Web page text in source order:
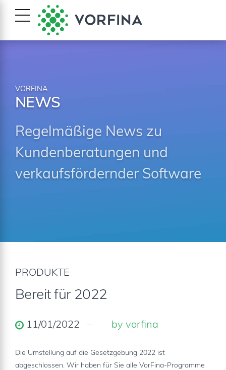
VORFINA
NEWS
Regelmäßige News zu
Kundenberatungen und
verkaufsfördernder Software
PRODUKTE
Bereit für 2022
11/01/2022 by vorfina
Die Umstellung auf die Gesetzgebung 2022 ist
abgeschlossen. Wir haben für Sie alle VorFina-Programme